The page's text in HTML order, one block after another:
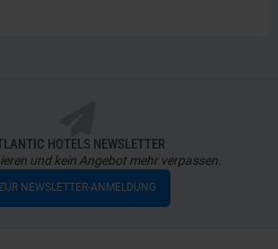
HOTELS NEWSLETTER
und kein Angebot mehr verpassen.
NEWSLETTER-ANMELDUNG